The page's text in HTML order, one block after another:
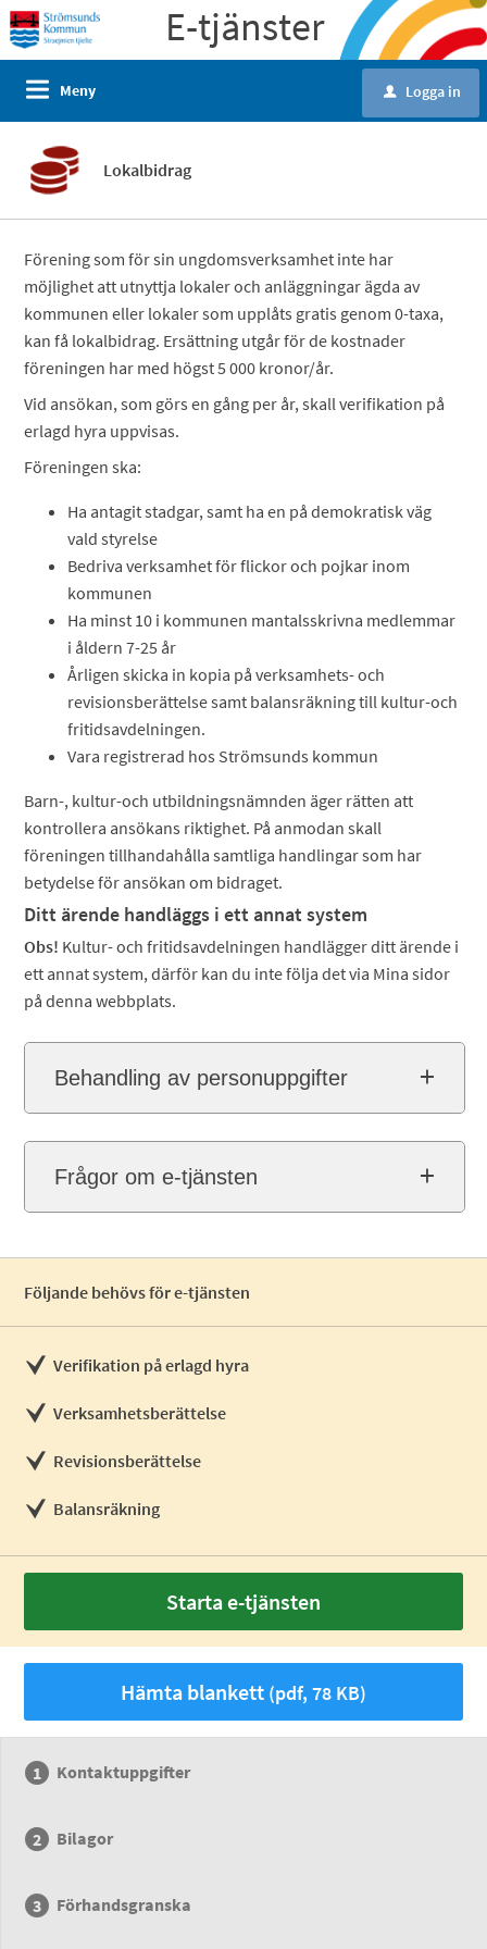
E-tjänster
Meny u Logga in
Lokalbidrag
Förening som för sin ungdomsverksamhet inte har
möjlighet att utnyttja lokaler och anläggningar ägda av
kommunen eller lokaler som upplåts gratis genom 0-taxa,
kan få lokalbidrag. Ersättning utgår för de kostnader
föreningen har med högst 5 000 kronor/år.
Vid ansökan, som görs en gång per år, skall verifikation på
erlagd hyra uppvisas.
Föreningen ska:
Ha antagit stadgar, samt ha en på demokratisk väg
vald styrelse
Bedriva verksamhet för flickor och pojkar inom
kommunen
Ha minst 10 i kommunen mantalsskrivna medlemmar
i åldern 7-25 år
Årligen skicka in kopia på verksamhets- och
revisionsberättelse samt balansräkning till kultur-och
fritidsavdelningen.
Vara registrerad hos Strömsunds kommun
Barn-, kultur-och utbildningsnämnden äger rätten att
kontrollera ansökans riktighet. På anmodan skall
föreningen tillhandahålla samtliga handlingar som har
betydelse för ansökan om bidraget.
Ditt ärende handläggs i ett annat system
Obs! Kultur- och fritidsavdelningen handlägger ditt ärende i
ett annat system, därför kan du inte följa det via Mina sidor
på denna webbplats.
Behandling av personuppgifter
Frågor om e-tjänsten
Följande behövs för e-tjänsten
Verifikation på erlagd hyra
Verksamhetsberättelse
Revisionsberättelse
Balansräkning
Starta e-tjänsten
Hämta blankett (pdf, 78 KB)
Kontaktuppgifter
Bilagor
Förhandsgranska